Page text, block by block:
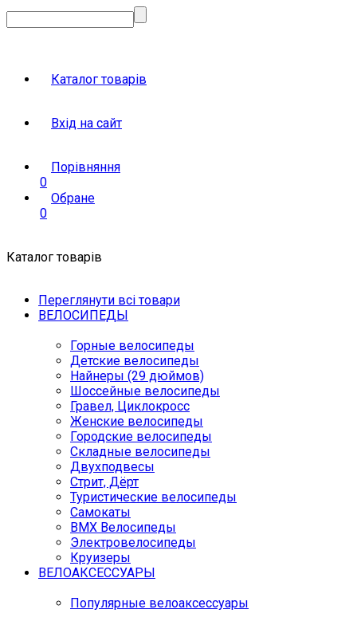
Каталог товарів
Вхід на сайт
Порівняння
0
Обране
0
Каталог товарів
Переглянути всі товари
ВЕЛОСИПЕДЫ
Горные велосипеды
Детские велосипеды
Найнеры (29 дюймов)
Шоссейные велосипеды
Гравел, Циклокросс
Женские велосипеды
Городcкие велосипеды
Складные велосипеды
Двухподвесы
Стрит, Дёрт
Туристические велосипеды
Самокаты
BMX Велосипеды
Электровелосипеды
Круизеры
ВЕЛОАКСЕССУАРЫ
Популярные велоаксессуары